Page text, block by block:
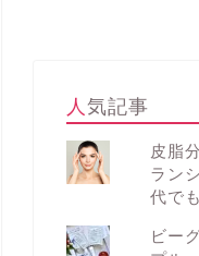
人気記事
皮脂
ラン
代で
ビー